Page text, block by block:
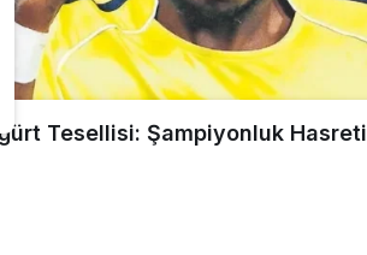
Tesellisi: Şampiyonluk Hasreti